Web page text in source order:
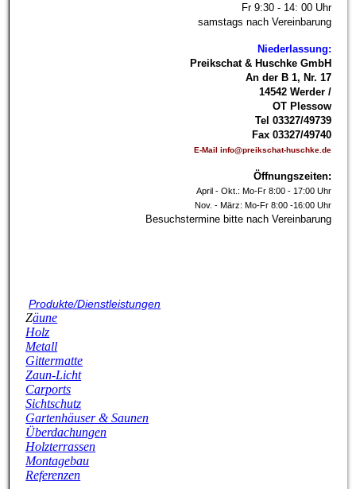
Fr 9:30 - 14: 00 Uhr
samstags nach Vereinbarung
Niederlassung:
Preikschat & Huschke GmbH
An der B 1, Nr. 17
14542 Werder /
OT Plessow
Tel 03327/49739
Fax 03327/49740
E-Mail info@preikschat-huschke.de
Öffnungszeiten:
April - Okt.: Mo-Fr 8:00 - 17:00 Uhr
Nov. - März: Mo-Fr 8:00 -16:00 Uhr
Besuchstermine bitte nach Vereinbarung
Produkte/Dienstleistungen
Zäune
Holz
Metall
Gittermatte
Zaun-Licht
Carports
Sichtschutz
Gartenhäuser & Saunen
Überdachungen
Holzterrassen
Montagebau
Referenzen